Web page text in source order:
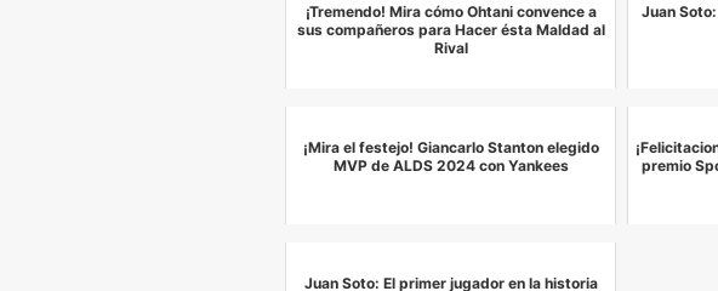
¡Tremendo! Mira cómo Ohtani convence a
sus compañeros para Hacer ésta Maldad al
Rival
Juan
¡Mira el festejo! Giancarlo Stanton elegido
MVP de ALDS 2024 con Yankees
premio
Juan Soto: El primer jugador en la historia